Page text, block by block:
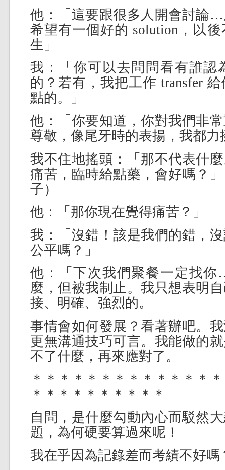
他：「這要跟很多人開會討論
希望有一個好的 solution，以
生」
我：「你可以去問問看有誰認
的？若有，我把工作 transfer
點的。」
他：「你要知道，你對我們非
尊敬，像尾牙時的表揚，我都
我不住地搖頭：「那不代表什
痛苦，臨時給點藥，會好嗎？
子）
他：「那你現在覺得痛苦？」
我：「沒錯！該是我們的錯，
公平嗎？」
他：「下次我們聚餐一定找
麼，但被我制止。我只想表明
接、明確、強烈的。
事情會如何發展？看著辦吧。
更無溝通技巧可言。我能做的
不了什麼，再來應對了。
＊＊＊＊＊＊＊＊＊＊＊＊＊
＊＊＊＊＊＊＊＊＊＊
自問，是什麼勾動內心而駁然
題，為何硬要算過來呢！
我在乎因為記錄差而考績不好嗎